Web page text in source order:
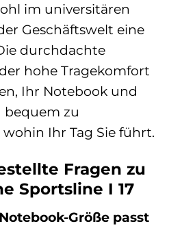
im universitären
Geschäftswelt eine
durchdachte
hohe Tragekomfort
Ihr Notebook und
bequem zu
Ihr Tag Sie führt.
Fragen zu
Sportsline I 17
Größe passt